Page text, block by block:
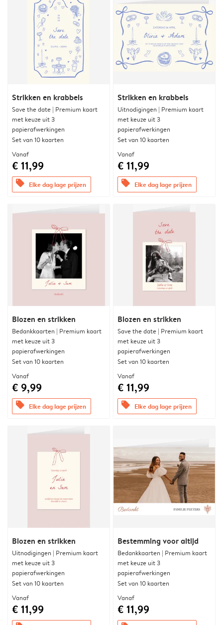
Strikken en krabbels
Save the date | Premium kaart
met keuze uit 3
papierafwerkingen
Set van 10 kaarten
Vanaf
€ 11,99
offers Elke dag lage prijzen
Strikken en krabbels
Uitnodigingen | Premium kaart
met keuze uit 3
papierafwerkingen
Set van 10 kaarten
Vanaf
€ 11,99
offers Elke dag lage prijzen
Blozen en strikken
Bedankkaarten | Premium kaart
met keuze uit 3
papierafwerkingen
Set van 10 kaarten
Vanaf
€ 9,99
offers Elke dag lage prijzen
Blozen en strikken
Save the date | Premium kaart
met keuze uit 3
papierafwerkingen
Set van 10 kaarten
Vanaf
€ 11,99
offers Elke dag lage prijzen
Blozen en strikken
Uitnodigingen | Premium kaart
met keuze uit 3
papierafwerkingen
Set van 10 kaarten
Vanaf
€ 11,99
Bestemming voor altijd
Bedankkaarten | Premium kaart
met keuze uit 3
papierafwerkingen
Set van 10 kaarten
Vanaf
€ 11,99